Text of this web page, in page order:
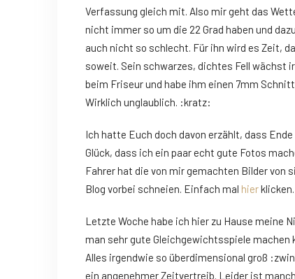
Verfassung gleich mit. Also mir geht das
nicht immer so um die 22 Grad haben und
auch nicht so schlecht. Für ihn wird es Zeit,
soweit. Sein schwarzes, dichtes Fell wächst
beim Friseur und habe ihm einen 7mm
Wirklich unglaublich. :kratz:
Ich hatte Euch doch davon erzählt, dass
Glück, dass ich ein paar echt gute Fotos
Fahrer hat die von mir gemachten Bilder von
Blog vorbei schneien. Einfach mal hierklicken.
Letzte Woche habe ich hier zu Hause meine
man sehr gute Gleichgewichtsspiele machen
Alles irgendwie so überdimensional groß
ein angenehmer Zeitvertreib. Leider ist